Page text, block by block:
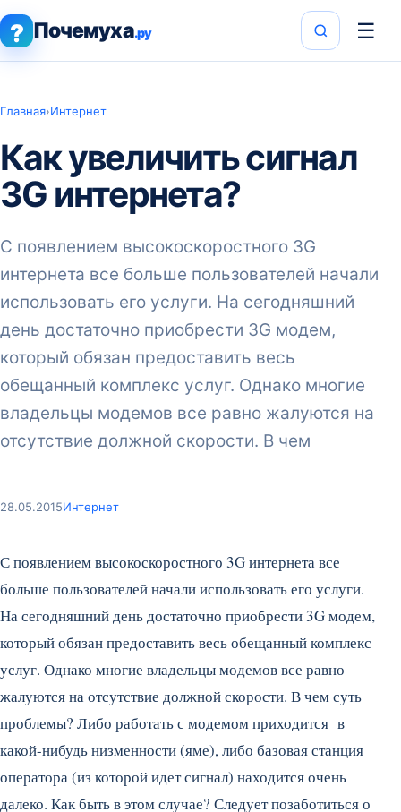
? Почемуха.ру ☰
Главная›Интернет
Как увеличить сигнал
3G интернета?
С появлением высокоскоростного 3G
интернета все больше пользователей начали
использовать его услуги. На сегодняшний
день достаточно приобрести 3G модем,
который обязан предоставить весь
обещанный комплекс услуг. Однако многие
владельцы модемов все равно жалуются на
отсутствие должной скорости. В чем
28.05.2015Интернет
С появлением высокоскоростного 3G интернета все
больше пользователей начали использовать его услуги.
На сегодняшний день достаточно приобрести 3G модем,
который обязан предоставить весь обещанный комплекс
услуг. Однако многие владельцы модемов все равно
жалуются на отсутствие должной скорости. В чем суть
проблемы? Либо работать с модемом приходится в
какой-нибудь низменности (яме), либо базовая станция
оператора (из которой идет сигнал) находится очень
далеко. Как быть в этом случае? Следует позаботиться о